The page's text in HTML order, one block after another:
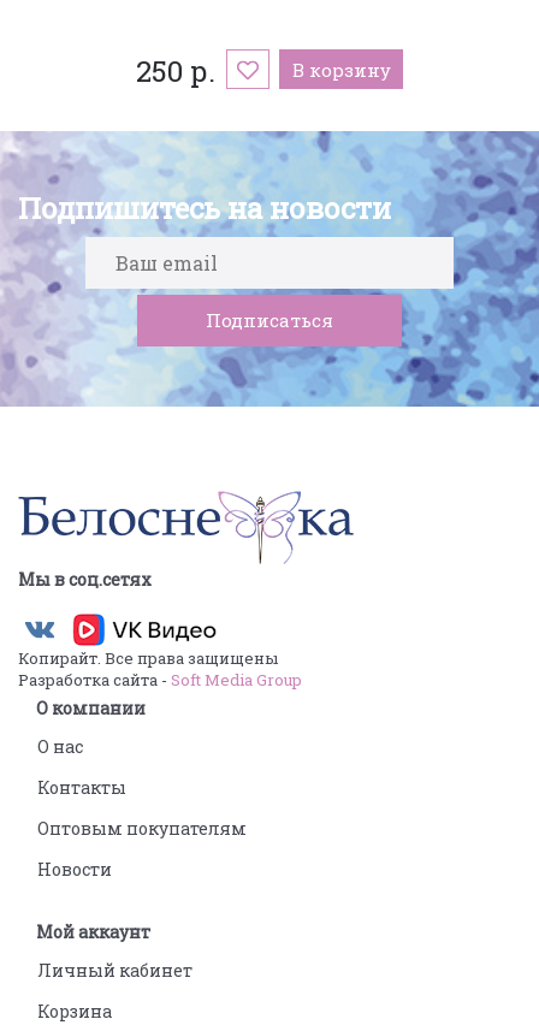
250 р. В корзину
Подпишитесь на новости
Мы в соц.сетях
Копирайт. Все права защищены
Разработка сайта - Soft Media Group
О компании
О нас
Контакты
Оптовым покупателям
Новости
Мой аккаунт
Личный кабинет
Корзина